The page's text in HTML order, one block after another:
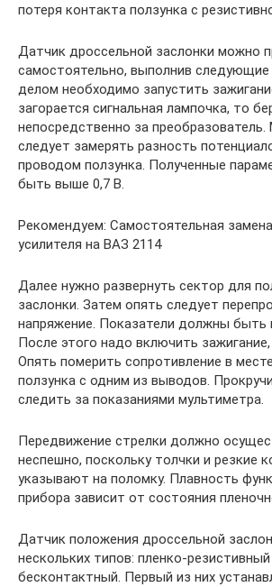
потеря контакта ползунка с
Датчик дроссельной заслонки можно
самостоятельно, выполнив
делом необходимо запустить
загорается сигнальная лампочка, то
непосредственно за
следует замерять разность
проводом ползунка. Полученные
быть выше 0,7 В.
Рекомендуем: Самостоятельная
усилителя на ВАЗ 2114
Далее нужно развернуть сектор для
заслонки. Затем опять следует
напряжение. Показатели должны быть
После этого надо включить
Опять померить сопротивление в
ползунка с одним из выводов.
следить за показаниями мультиметра.
Передвижение стрелки должно
неспешно, поскольку толчки и резкие
указывают на поломку. Плавность
прибора зависит от состояния
Датчик положения дроссельной
нескольких типов: пленко-резистивный
бесконтактный. Первый из них